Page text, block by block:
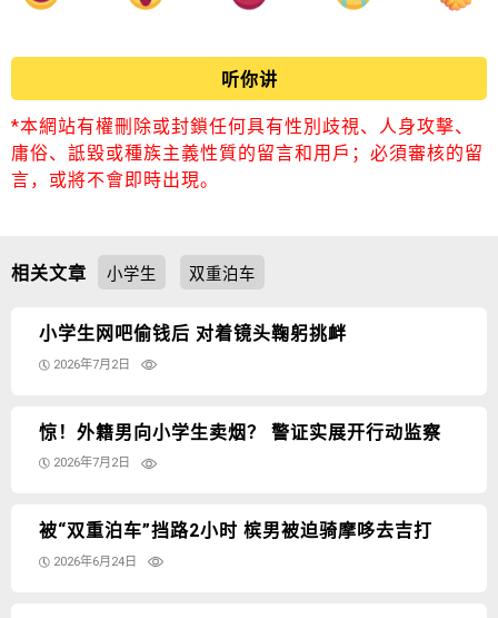
听你讲
*本網站有權刪除或封鎖任何具有性別歧視、人身攻擊、
庸俗、詆毀或種族主義性質的留言和用戶；必須審核的留
言，或將不會即時出現。
相关文章 小学生 双重泊车
小学生网吧偷钱后 对着镜头鞠躬挑衅
2026年7月2日
惊！外籍男向小学生卖烟？ 警证实展开行动监察
2026年7月2日
被“双重泊车”挡路2小时 槟男被迫骑摩哆去吉打
2026年6月24日